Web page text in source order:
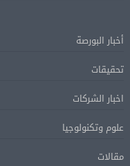
أخبار البورصة
تحقيقات
اخبار الشركات
علوم وتكنولوجيا
مقالات